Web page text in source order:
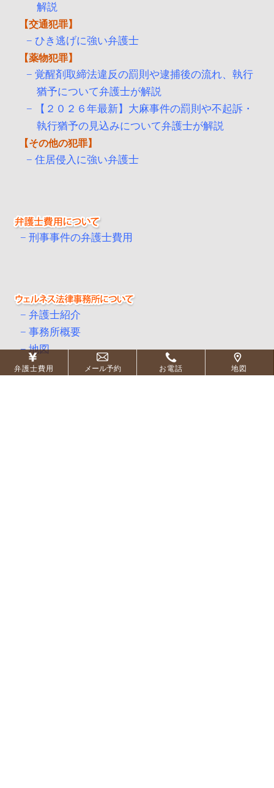
解説
交通犯罪
ひき逃げに強い弁護士
薬物犯罪
覚醒剤取締法違反の罰則や逮捕後の流れ、執行
猶予について弁護士が解説
【２０２６年最新】大麻事件の罰則や不起訴・
執行猶予の見込みについて弁護士が解説
その他の犯罪
住居侵入に強い弁護士
刑事事件の弁護士費用
弁護士紹介
事務所概要
地図
弁護士費用 メール予約 お電話 地図